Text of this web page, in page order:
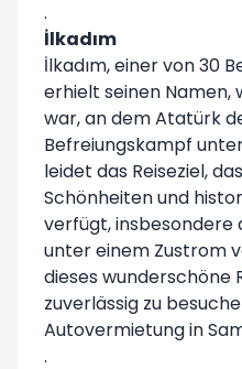
.
İlkadım
İlkadım, einer von 30
erhielt seinen Namen,
war, an dem Atatürk
Befreiungskampf
leidet das Reiseziel,
Schönheiten und
verfügt,
unter einem Zustrom
dieses wunderschöne
zuverlässig zu
Autovermietung in
.